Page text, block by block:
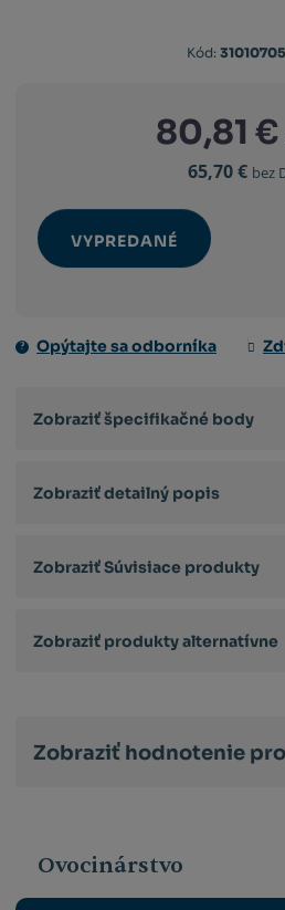
Kód: 31010705
80,81 €
65,70 € bez
VYPREDANÉ
Opýtajte sa odborníka
Zobraziť špecifikačné body
Zobraziť detailný popis
Zobraziť Súvisiace produkty
Zobraziť produkty alternatívne
Zobraziť hodnotenie
Ovocinárstvo